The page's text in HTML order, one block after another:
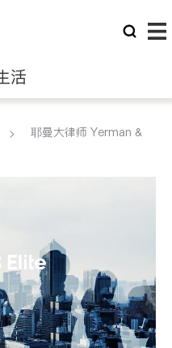
活
律师
组织
耶曼大律师 Yerman &